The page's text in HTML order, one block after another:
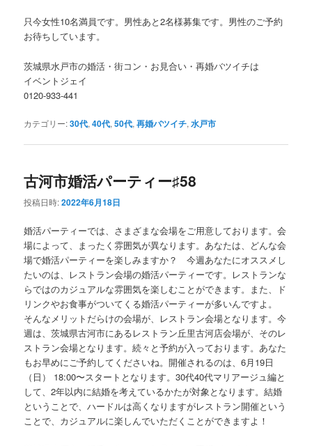
只今女性10名満員です。男性あと2名様募集です。男性のご予約
お待ちしています。
茨城県水戸市の婚活・街コン・お見合い・再婚バツイチは
イベントジェイ
0120-933-441
カテゴリー:30代,40代,50代,再婚バツイチ,水戸市
古河市婚活パーティー♯58
投稿日時:2022年6月18日
婚活パーティーでは、さまざまな会場をご用意しております。会
場によって、まったく雰囲気が異なります。あなたは、どんな会
場で婚活パーティーを楽しみますか？ 今週あなたにオススメし
たいのは、レストラン会場の婚活パーティーです。レストランな
らではのカジュアルな雰囲気を楽しむことができます。また、ド
リンクやお食事がついてくる婚活パーティーが多いんですよ。
そんなメリットだらけの会場が、レストラン会場となります。今
週は、茨城県古河市にあるレストラン丘里古河店会場が、そのレ
ストラン会場となります。続々と予約が入っております。あなた
もお早めにご予約してくださいね。開催されるのは、6月19日
（日） 18:00〜スタートとなります。30代40代マリアージュ編と
して、2年以内に結婚を考えているかたが対象となります。結婚
ということで、ハードルは高くなりますがレストラン開催という
ことで、カジュアルに楽しんでいただくことができますよ！